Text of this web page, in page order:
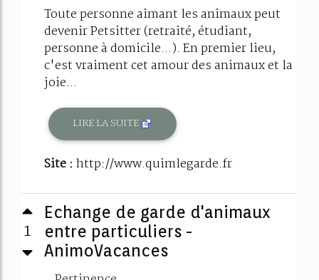
Toute personne aimant les animaux peut
devenir Petsitter (retraité, étudiant,
personne à domicile...). En premier lieu,
c'est vraiment cet amour des animaux et la
joie...
LIRE LA SUITE
Site : http://www.quimlegarde.fr
1
Echange de garde d'animaux
entre particuliers -
AnimoVacances